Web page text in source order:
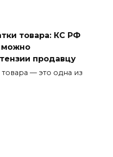
товара: КС РФ
можно
продавцу
— это одна из